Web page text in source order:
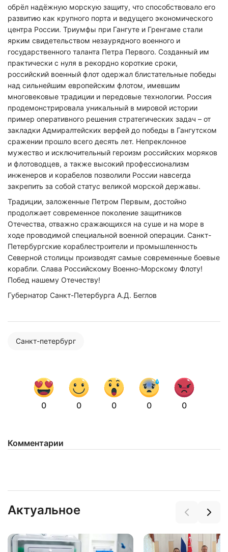
обрёл надёжную морскую защиту, что способствовало его
развитию как крупного порта и ведущего экономического
центра России. Триумфы при Гангуте и Гренгаме стали
ярким свидетельством незаурядного военного и
государственного таланта Петра Первого. Созданный им
практически с нуля в рекордно короткие сроки,
российский военный флот одержал блистательные победы
над сильнейшим европейским флотом, имевшим
многовековые традиции и передовые технологии. Россия
продемонстрировала уникальный в мировой истории
пример оперативного решения стратегических задач – от
закладки Адмиралтейских верфей до победы в Гангутском
сражении прошло всего десять лет. Непреклонное
мужество и исключительный героизм российских моряков
и флотоводцев, а также высокий профессионализм
инженеров и корабелов позволили России навсегда
закрепить за собой статус великой морской державы.
Традиции, заложенные Петром Первым, достойно
продолжает современное поколение защитников
Отечества, отважно сражающихся на суше и на море в
ходе проводимой специальной военной операции. Санкт-
Петербургские кораблестроители и промышленность
Северной столицы производят самые современные боевые
корабли. Слава Российскому Военно-Морскому Флоту!
Побед нашему Отечеству!
Губернатор Санкт-Петербурга А.Д. Беглов
Санкт-петербург
0 0 0 0 0
Комментарии
Актуальное
Нажимая на кнопку "Отправить" вы